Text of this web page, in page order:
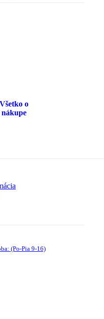
Všetko o
nákupe
(Po-Pia 9-16)